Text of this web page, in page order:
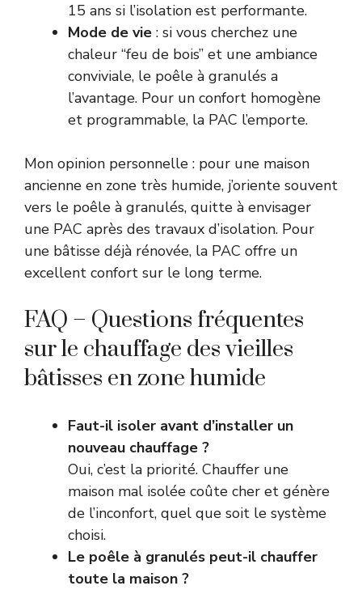
15 ans si l’isolation est performante.
Mode de vie : si vous cherchez une
chaleur “feu de bois” et une ambiance
conviviale, le poêle à granulés a
l’avantage. Pour un confort homogène
et programmable, la PAC l’emporte.
Mon opinion personnelle : pour une maison
ancienne en zone très humide, j’oriente souvent
vers le poêle à granulés, quitte à envisager
une PAC après des travaux d’isolation. Pour
une bâtisse déjà rénovée, la PAC offre un
excellent confort sur le long terme.
FAQ – Questions fréquentes
sur le chauffage des vieilles
bâtisses en zone humide
Faut-il isoler avant d’installer un
nouveau chauffage ?
Oui, c’est la priorité. Chauffer une
maison mal isolée coûte cher et génère
de l’inconfort, quel que soit le système
choisi.
Le poêle à granulés peut-il chauffer
toute la maison ?